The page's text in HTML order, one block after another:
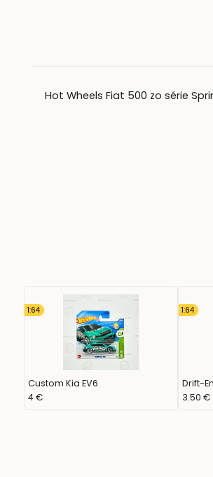
Hot Wheels Fiat 500 zo série
Custom Kia EV6
1:64
4 €
Drift-
1:64
3.50 €